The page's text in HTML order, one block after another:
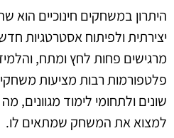
היתרון במשחקים חינוכיים הוא
יצירתית ולפיתוח אסטרטגיות
מרגישים פחות לחץ ומתח,
פלטפורמות רבות מציעות
שונים ולתחומי לימוד
למצוא את המשחק שמתאים לו.